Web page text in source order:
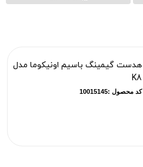
هدست گیمینگ باسیم اونیکوما مدل
K8
کد محصول :10015145